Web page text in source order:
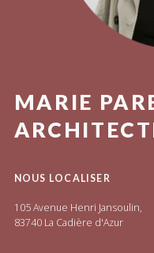
MARIE
NOUS LOCALISER
105 Avenue Henri Jansoulin,
83740 La Cadière d'Azur